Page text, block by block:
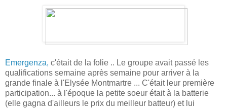
Emergenza, c'était de la folie .. Le groupe avait passé les
qualifications semaine après semaine pour arriver à la
grande finale à l'Elysée Montmartre ... C'était leur première
participation... à l'époque la petite soeur était à la batterie
(elle gagna d'ailleurs le prix du meilleur batteur) et lui